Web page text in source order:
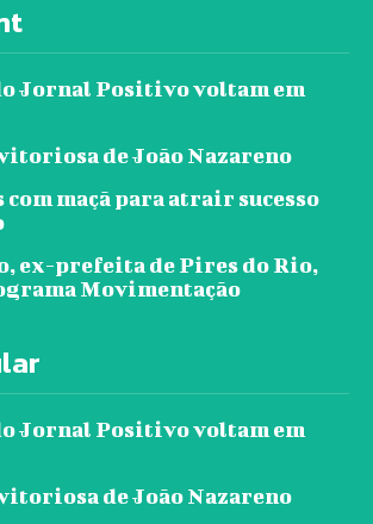
Jornal Positivo voltam em
de João Nazareno
com maçã para atrair sucesso
ex-prefeita de Pires do Rio,
Movimentação
Jornal Positivo voltam em
de João Nazareno